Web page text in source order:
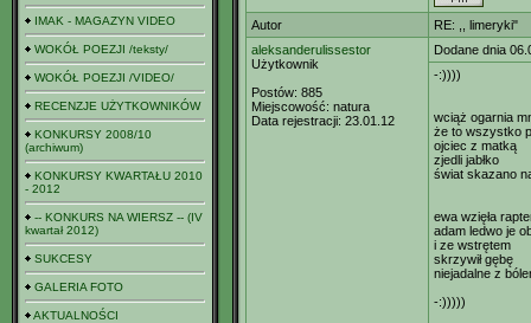
IMAK - MAGAZYN VIDEO
WOKÓŁ POEZJI /teksty/
WOKÓŁ POEZJI /VIDEO/
RECENZJE UŻYTKOWNIKÓW
KONKURSY 2008/10
(archiwum)
KONKURSY KWARTAŁU 2010
- 2012
-- KONKURS NA WIERSZ -- (IV
kwartał 2012)
SUKCESY
GALERIA FOTO
AKTUALNOŚCI
Autor
RE: ,, limeryki"
aleksanderulissestor
Użytkownik
Postów: 885
Miejscowość: natura
Data rejestracji: 23.01.12
Dodane dnia
-:))))
wciąż ogarnia
że to wszystko
ojciec z matką
zjedli jabłko
świat skazano
ewa wzięła
adam ledwo je
i ze wstrętem
skrzywił gębę
niejadalne z
-:)))))